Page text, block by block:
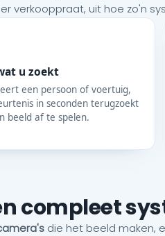
verkooppraat, uit hoe zo'n
u zoekt
een persoon of voertuig,
in seconden terugzoekt
beeld af te spelen.
compleet
die het beeld maken,